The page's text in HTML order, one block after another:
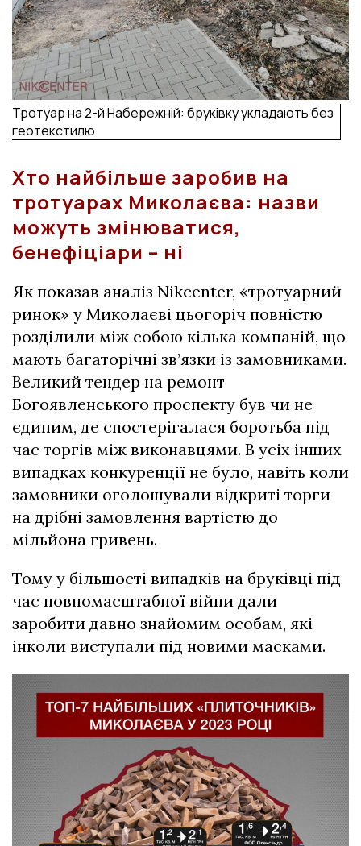
Тротуар на 2-й Набережній: бруківку укладають без
геотекстилю
Хто найбільше заробив на
тротуарах Миколаєва: назви
можуть змінюватися,
бенефіціари – ні
Як показав аналіз Nikcenter, «тротуарний
ринок» у Миколаєві цьогоріч повністю
розділили між собою кілька компаній, що
мають багаторічні зв’язки із замовниками.
Великий тендер на ремонт
Богоявленського проспекту був чи не
єдиним, де спостерігалася боротьба під
час торгів між виконавцями. В усіх інших
випадках конкуренції не було, навіть коли
замовники оголошували відкриті торги
на дрібні замовлення вартістю до
мільйона гривень.
Тому у більшості випадків на бруківці під
час повномасштабної війни дали
заробити давно знайомим особам, які
інколи виступали під новими масками.